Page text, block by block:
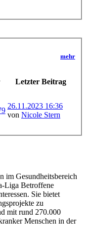
mehr
Letzter Beitrag
26.11.2023 16:36
von Nicole Stern
im Gesundheitsbereich
Liga Betroffene
Sie bietet
zu
mit rund 270.000
Menschen in der